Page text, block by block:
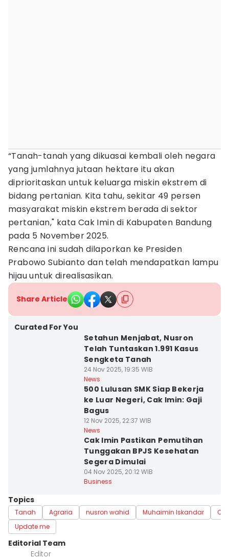
“Tanah-tanah yang dikuasai kembali oleh negara
yang jumlahnya jutaan hektare itu akan
diprioritaskan untuk keluarga miskin ekstrem di
bidang pertanian. Kita tahu, sekitar 49 persen
masyarakat miskin ekstrem berada di sektor
pertanian," kata Cak Imin di Kabupaten Bandung
pada 5 November 2025.
Rencana ini sudah dilaporkan ke Presiden
Prabowo Subianto dan telah mendapatkan lampu
hijau untuk direalisasikan.
Share Article
Curated For You
Setahun Menjabat, Nusron
Telah Tuntaskan 1.991 Kasus
Sengketa Tanah
24 Nov 2025, 19:35 WIB
News
500 Lulusan SMK Siap Bekerja
ke Luar Negeri, Cak Imin: Gaji
Bagus
12 Nov 2025, 22:37 WIB
News
Cak Imin Pastikan Pemutihan
Tunggakan BPJS Kesehatan
Segera Dimulai
04 Nov 2025, 20:12 WIB
Business
Topics
Tanah Agraria nusron wahid Muhaimin Iskandar
Update me
Editorial Team
Editor